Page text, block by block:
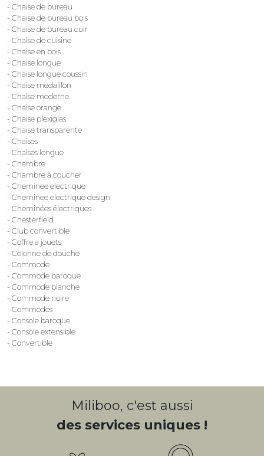
- Chaise de bureau
- Chaise de bureau bois
- Chaise de bureau cuir
- Chaise de cuisine
- Chaise en bois
- Chaise longue
- Chaise longue coussin
- Chaise medaillon
- Chaise moderne
- Chaise orange
- Chaise plexiglas
- Chaise transparente
- Chaises
- Chaises longue
- Chambre
- Chambre à coucher
- Cheminee electrique
- Cheminee electrique design
- Cheminées électriques
- Chesterfield
- Club convertible
- Coffre a jouets
- Colonne de douche
- Commode
- Commode baroque
- Commode blanche
- Commode noire
- Commodes
- Console baroque
- Console extensible
- Convertible
Miliboo, c'est aussi
des services uniques !